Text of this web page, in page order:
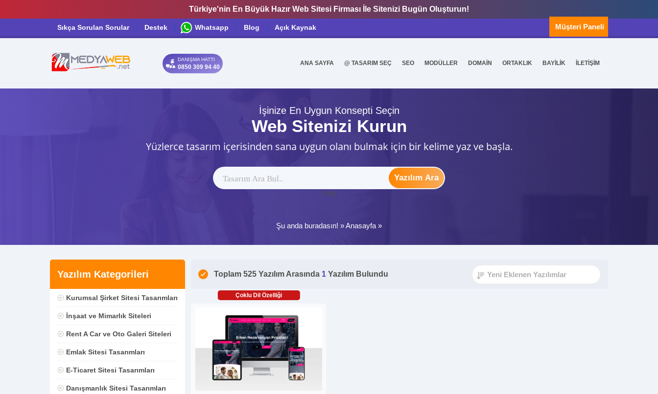
Türkiye'nin En Büyük Hazır Web Sitesi Firması İle Sitenizi Bugün Oluşturun!
Sıkça Sorulan Sorular Destek Whatsapp Blog Açık Kaynak Müşteri Paneli
DANIŞMA HATTI
0850 309 94 40
ANA SAYFA @ TASARIM SEÇ SEO MODÜLLER DOMAİN ORTAKLIK BAYİLİK İLETİŞİM
İşinize En Uygun Konsepti Seçin
Web Sitenizi Kurun
Yüzlerce tasarım içerisinden sana uygun olanı bulmak için bir kelime yaz ve başla.
Yazılım Ara
ytag
Şu anda buradasın! »Anasayfa »
Yazılım Kategorileri
Kurumsal Şirket Sitesi Tasarımları
İnşaat ve Mimarlık Siteleri
Rent A Car ve Oto Galeri Siteleri
Emlak Sitesi Tasarımları
E-Ticaret Sitesi Tasarımları
Danışmanlık Sitesi Tasarımları
Toplam 525 Yazılım Arasında 1 Yazılım Bulundu
Çoklu Dil Özelliği